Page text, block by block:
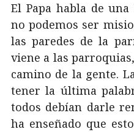
El Papa habla de
no podemos ser
las paredes de la
viene a las
camino de la gente.
tener la última
todos debían darle
ha enseñado que